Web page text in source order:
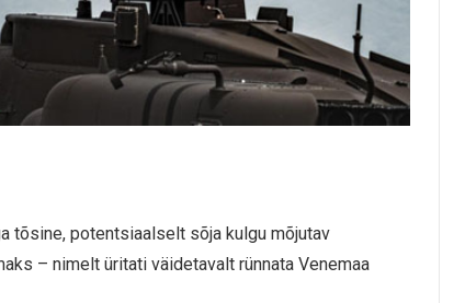
tõsine, potentsiaalselt sõja kulgu mõjutav
– nimelt üritati väidetavalt rünnata Venemaa